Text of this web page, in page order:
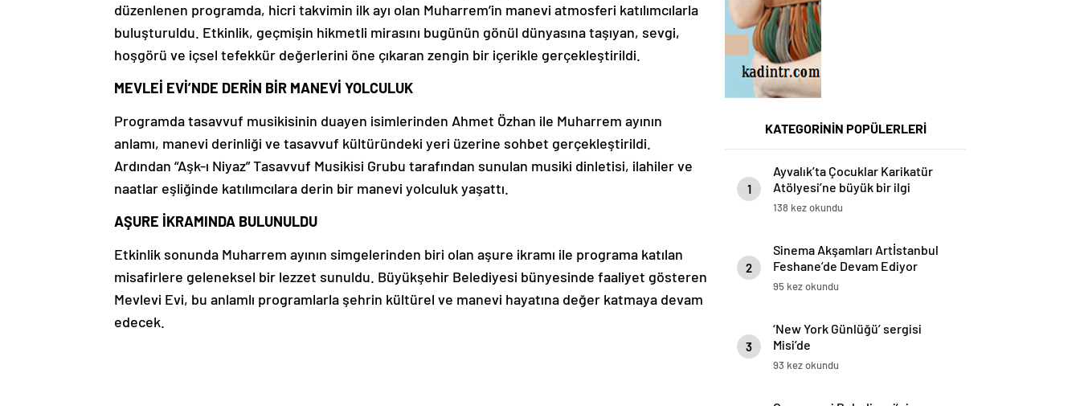
düzenlenen programda, hicri takvimin ilk ayı olan Muharrem’in manevi atmosferi katılımcılarla
buluşturuldu. Etkinlik, geçmişin hikmetli mirasını bugünün gönül dünyasına taşıyan, sevgi,
hoşgörü ve içsel tefekkür değerlerini öne çıkaran zengin bir içerikle gerçekleştirildi.
MEVLEİ EVİ’NDE DERİN BİR MANEVİ YOLCULUK
Programda tasavvuf musikisinin duayen isimlerinden Ahmet Özhan ile Muharrem ayının
anlamı, manevi derinliği ve tasavvuf kültüründeki yeri üzerine sohbet gerçekleştirildi.
Ardından “Aşk-ı Niyaz” Tasavvuf Musikisi Grubu tarafından sunulan musiki dinletisi, ilahiler ve
naatlar eşliğinde katılımcılara derin bir manevi yolculuk yaşattı.
AŞURE İKRAMINDA BULUNULDU
Etkinlik sonunda Muharrem ayının simgelerinden biri olan aşure ikramı ile programa katılan
misafirlere geleneksel bir lezzet sunuldu. Büyükşehir Belediyesi bünyesinde faaliyet gösteren
Mevlevi Evi, bu anlamlı programlarla şehrin kültürel ve manevi hayatına değer katmaya devam
edecek.
KATEGORİNİN POPÜLERLERİ
1
Ayvalık’ta Çocuklar Karikatür
Atölyesi’ne büyük bir ilgi
gösterdi
138 kez okundu
2
Sinema Akşamları Artİstanbul
Feshane’de Devam Ediyor
95 kez okundu
3
‘New York Günlüğü’ sergisi
Misi’de
93 kez okundu